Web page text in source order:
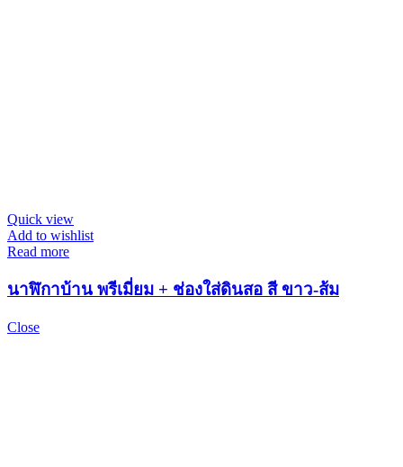
Quick view
Add to wishlist
Read more
นาฬิกาบ้าน พรีเมี่ยม + ช่องใส่ดินสอ สี ขาว-ส้ม
Close